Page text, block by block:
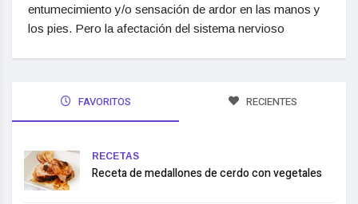
entumecimiento y/o sensación de ardor en las manos y
los pies. Pero la afectación del sistema nervioso
FAVORITOS RECIENTES
RECETAS
Receta de medallones de cerdo con vegetales